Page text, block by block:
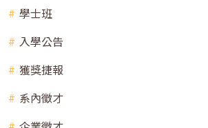
學士班
入學公告
獲獎捷報
系內徵才